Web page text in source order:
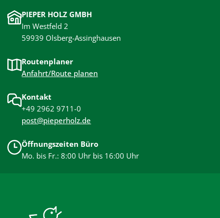
für unbeschwertes Spielen.
PIEPER HOLZ GMBH
Im Westfeld 2
59939 Olsberg-Assinghausen
Routenplaner
Anfahrt/Route planen
Kontakt
+49 2962 9711-0
post@pieperholz.de
Öffnungszeiten Büro
Mo. bis Fr.: 8:00 Uhr bis 16:00 Uhr